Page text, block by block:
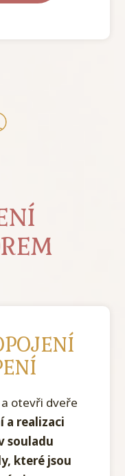
otevři dveře
a realizaci
souladu
které jsou